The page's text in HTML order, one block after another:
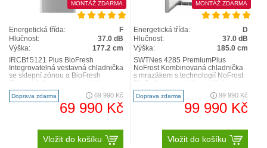
MONTÁŽ ZDARMA
Energetická třída:
F
Hlučnost:
37.0 dB
Výška:
177.2 cm
IRCBf 5121 Plus BioFresh
Integrovatelná vestavná chladnička
se sklepní zónou a BioFresh
Skupina výrobku Integrierba..
Doprava zdarma 69 990 Kč
69 990 Kč
Vložit do košíku
MONTÁŽ ZDARMA
Energetická třída:
D
Hlučnost:
37.0 dB
Výška:
185.0 cm
SWTNes 4285 PremiumPlus
NoFrost Kombinovaná chladnička
s mrazákem s technologií NoFrost
BluPerformance Více vnitřní
kapacity pro skladování potra..
Doprava zdarma 99 990 Kč
99 990 Kč
Vložit do košíku